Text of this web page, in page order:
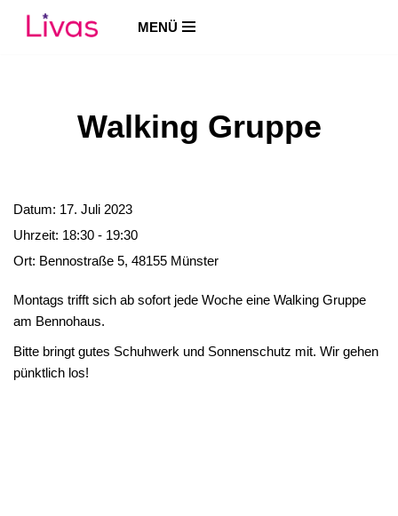
MENÜ
Walking Gruppe
Datum: 17. Juli 2023
Uhrzeit: 18:30 - 19:30
Ort: Bennostraße 5, 48155 Münster
Montags trifft sich ab sofort jede Woche eine Walking Gruppe
am Bennohaus.
Bitte bringt gutes Schuhwerk und Sonnenschutz mit. Wir gehen
pünktlich los!